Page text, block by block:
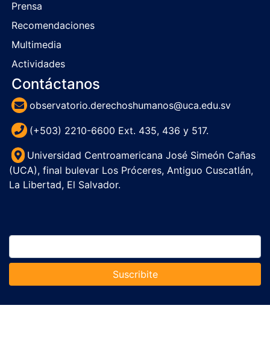
Prensa
Recomendaciones
Multimedia
Actividades
Contáctanos
observatorio.derechoshumanos@uca.edu.sv
(+503) 2210-6600 Ext. 435, 436 y 517.
Universidad Centroamericana José Simeón Cañas
(UCA), final bulevar Los Próceres, Antiguo Cuscatlán,
La Libertad, El Salvador.
Suscribite